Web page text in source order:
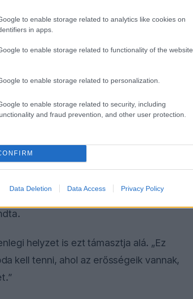
to enable storage related to analytics like cookies on
in apps.
to enable storage related to functionality of the website
to enable storage related to personalization.
to enable storage related to security, including
and fraud prevention, and other user protection.
Data Deletion Data Access Privacy Policy
hogy ez nem tartozik az
még ha a mostani autó
amit csinál, autókat tervez. Most
ebben biztos vagyok” – tette
volt, mint tudatos karrierlépés.
ne. Olyasmi lehetett, hogy
volna, mit csinál egy
helyzet is ezt támasztja alá. „Ez
kell tenni, ahol az erősségeik vannak,